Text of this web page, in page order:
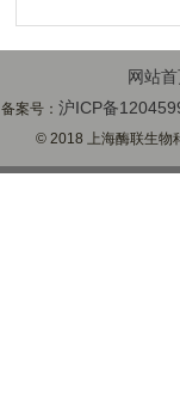
网站
备案号：沪ICP备
© 2018 上海酶联生物